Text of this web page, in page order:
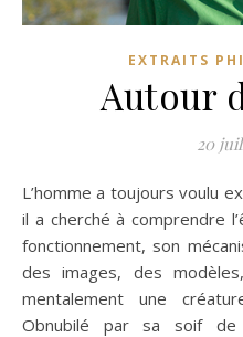
EXTRAITS
Autour
20
L’homme a toujours voulu expliquer le monde. Plus encore,
il a cherché à comprendre
fonctionnement, son
des images, des
mentalement une
Obnubilé par sa soif de